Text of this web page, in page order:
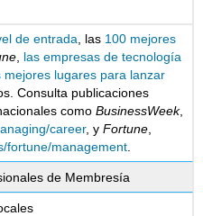
de entrada, las 100 mejores
, las empresas de tecnología
mejores lugares para lanzar
Consulta publicaciones
comoBusinessWeek,
career, yFortune,
fortune/management.
de Membresía